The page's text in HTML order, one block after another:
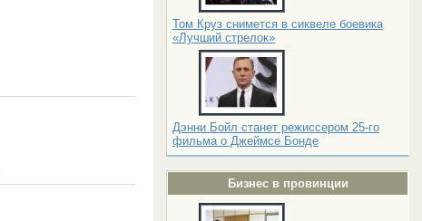
Том Круз снимется в сиквеле боевика
«Лучший стрелок»
Дэнни Бойл станет режиссером 25-го
фильма о Джеймсе Бонде
Бизнес в провинции